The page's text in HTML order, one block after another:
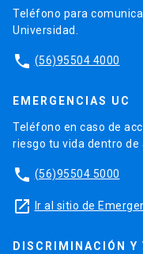
Teléfono para
Universidad.
phone (56)95504 4000
EMERGENCIAS UC
Teléfono en caso de
riesgo tu vida dentro de
phone (56)95504 5000
launch Ir al sitio de
DISCRIMINACIÓN Y